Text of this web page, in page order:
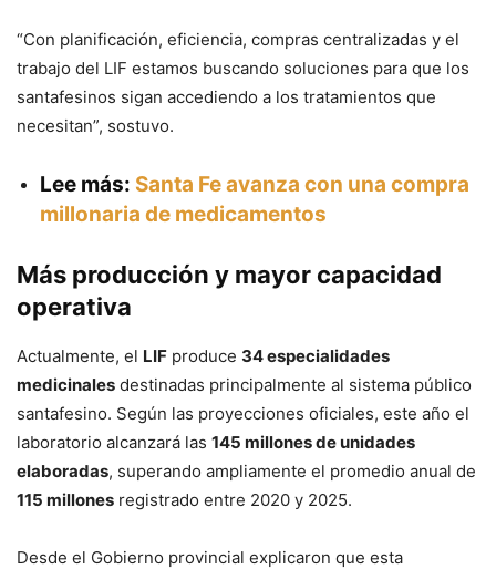
“Con planificación, eficiencia, compras centralizadas y el
trabajo del LIF estamos buscando soluciones para que los
santafesinos sigan accediendo a los tratamientos que
necesitan”, sostuvo.
Lee más: Santa Fe avanza con una compra
millonaria de medicamentos
Más producción y mayor capacidad
operativa
Actualmente, el LIF produce 34 especialidades
medicinales destinadas principalmente al sistema público
santafesino. Según las proyecciones oficiales, este año el
laboratorio alcanzará las 145 millones de unidades
elaboradas, superando ampliamente el promedio anual de
115 millones registrado entre 2020 y 2025.
Desde el Gobierno provincial explicaron que esta